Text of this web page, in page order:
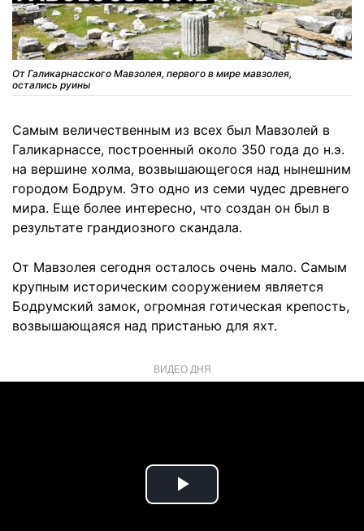
От Галикарнасского Мавзолея, первого в мире мавзолея,
остались руины
Самым величественным из всех был Мавзолей в
Галикарнассе, построенный около 350 года до н.э.
на вершине холма, возвышающегося над нынешним
городом Бодрум. Это одно из семи чудес древнего
мира. Еще более интересно, что создан он был в
результате грандиозного скандала.
От Мавзолея сегодня осталось очень мало. Самым
крупным историческим сооружением является
Бодрумский замок, огромная готическая крепость,
возвышающаяся над пристанью для яхт.
ВИДЕО ДНЯ
Play